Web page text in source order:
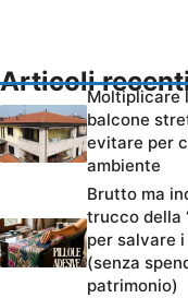
ArticoliMoltiplicare
balcone
evitare per
ambiente
Brutto ma
trucco della
per salvare
(senza
patrimonio)